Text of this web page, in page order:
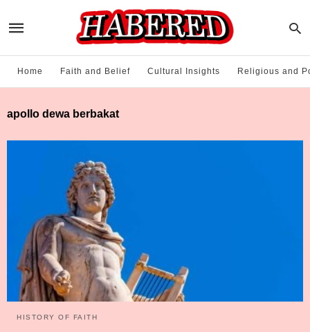
Home Faith and Belief Cultural Insights Religious and
apollo dewa berbakat
HISTORY OF FAITH